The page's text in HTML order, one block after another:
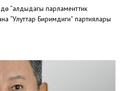
“алдыдагы парламенттик
“Улуттар Биримдиги” партиялары